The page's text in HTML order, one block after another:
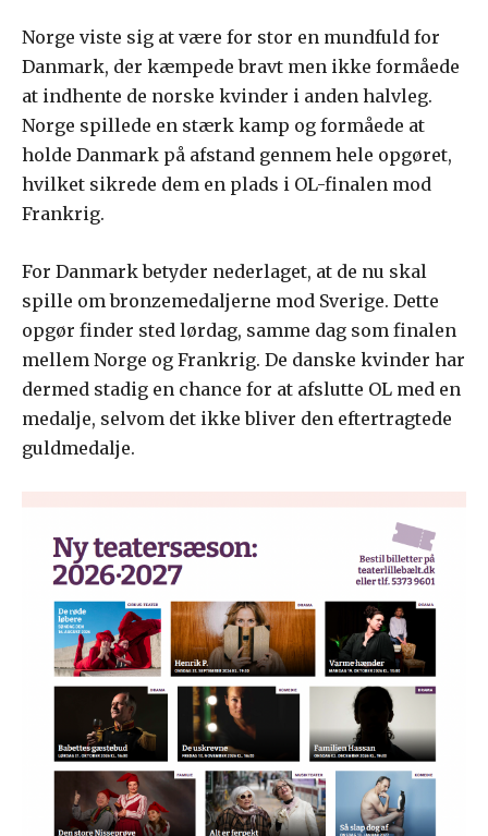
Norge viste sig at være for stor en mundfuld for
Danmark, der kæmpede bravt men ikke formåede
at indhente de norske kvinder i anden halvleg.
Norge spillede en stærk kamp og formåede at
holde Danmark på afstand gennem hele opgøret,
hvilket sikrede dem en plads i OL-finalen mod
Frankrig.
For Danmark betyder nederlaget, at de nu skal
spille om bronzemedaljerne mod Sverige. Dette
opgør finder sted lørdag, samme dag som finalen
mellem Norge og Frankrig. De danske kvinder har
dermed stadig en chance for at afslutte OL med en
medalje, selvom det ikke bliver den eftertragtede
guldmedalje.